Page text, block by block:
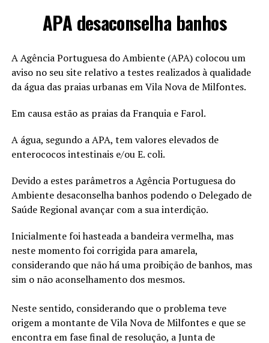
APA desaconselha banhos
A Agência Portuguesa do Ambiente (APA) colocou um
aviso no seu site relativo a testes realizados à qualidade
da água das praias urbanas em Vila Nova de Milfontes.
Em causa estão as praias da Franquia e Farol.
A água, segundo a APA, tem valores elevados de
enterococos intestinais e/ou E. coli.
Devido a estes parâmetros a Agência Portuguesa do
Ambiente desaconselha banhos podendo o Delegado de
Saúde Regional avançar com a sua interdição.
Inicialmente foi hasteada a bandeira vermelha, mas
neste momento foi corrigida para amarela,
considerando que não há uma proibição de banhos, mas
sim o não aconselhamento dos mesmos.
Neste sentido, considerando que o problema teve
origem a montante de Vila Nova de Milfontes e que se
encontra em fase final de resolução, a Junta de